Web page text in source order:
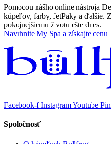
Pomocou nášho online nástroja
kúpeľov, farby, JetPaky a ďalšie.
pokojnejšiemu životu ešte dnes.
Navrhnite My Spa a získajte cenu
Facebook-f InstagramYoutube
Spoločnosť